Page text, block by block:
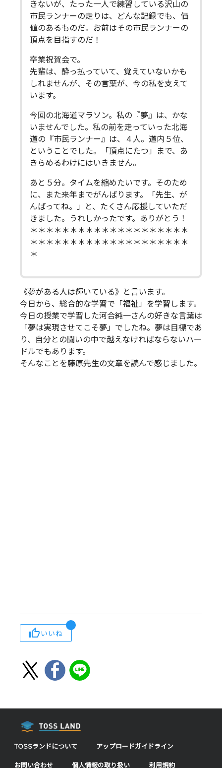
きないが、たった一人で練習している沢山の
市民ランナーの走りは、どんな記録でも、価
値のあるものだ。お前はその市民ランナーの
頂点を目指すのだ！
卒業祝賀会で。
先輩は、酔っ払っていて、覚えていないかも
しれませんが、その言葉が、今の私を支えて
います。
今回の北海道マラソン。私の『夢』は、かな
いませんでした。私の前を走っていった北海
道の『市民ランナー』は、４人。道内５位、
ということでした。「頂点にたつ」まで、あ
きらめるわけにはいきません。
あと５分。タイムを縮めたいです。そのため
に、また来年までがんばります。「先生、が
んばってね。」と、たくさん応援していただ
きました。うれしかったです。ありがとう！
＊＊＊＊＊＊＊＊＊＊＊＊＊＊＊＊＊＊＊＊
＊＊＊＊＊＊＊＊＊＊＊＊＊＊＊＊＊＊＊＊
＊
《夢がある人は輝いている》と言います。
今日から、総合的な学習で「福祉」を学習します。
今日の授業で学習した河合純一さんの好きな言葉は
「夢は実現させてこそ夢」でしたね。夢は目標であ
り、自分との闘いの中で越えなければならないハー
ドルでもあります。
そんなことを藤原先生の文章を読んで感じました。
いいね
TOSSランドについて アップロードガイドライン
お問い合わせ 個人情報の取り扱い 利用規約